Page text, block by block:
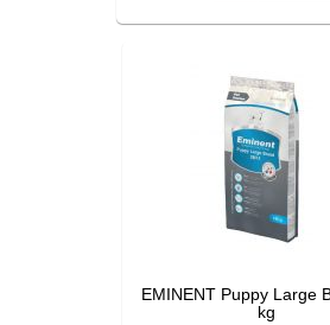
EMINENT Puppy Large
kg